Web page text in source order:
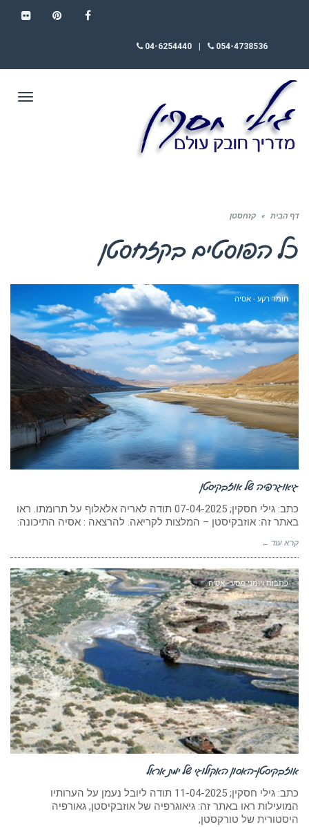
054-4738536
04-6254440
דף הבית » קזחסטן
כל הפוסטים בקזחסטן
חומר רקע - אסיה
גיאוגרפיה של אוזבקיסטן
כתב: גילי חסקין; 07-04-2025 תודה לאריה אלאלוף על תרומתו. ראו
באתר זה: אוזבקיסטן – המלצות לקריאה. להרצאה : אסיה התיכונה:
קרא עוד ←
כתבות ויומני מסע - אסיה
אוזבקיסטן-האסון האקולוגי של ימת אראל
כתב: גילי חסקין; 11-04-2025 תודה ליובל נעמן על הערותיו
המועילות ראו באתר זה: גיאוגרפיה של אוזבקיסטן, גאורפיה
היסטורית של טורקסטן,